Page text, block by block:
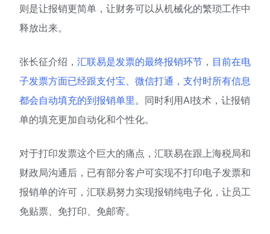
则是让报销更简单，让财务可以从机械化的繁琐工作中
释放出来。
张长征介绍， 汇联易是发票的最终报销环节，目前在电
子发票方面已经跟支付宝、微信打通，支付时所有信息
都会自动填充的到报销单里。 同时利用AI技术，让报销
单的填充更加自动化和个性化。
对于打印发票这个巨大的痛点，汇联易在跟上海税局和
财政局沟通后，已有部分客户可实现不打印电子发票和
报销单的许可，汇联易努力实现报销纯电子化，让员工
免贴票、免打印、免邮寄。